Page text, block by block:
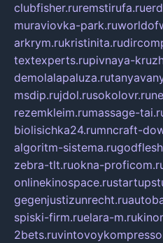
clubfisher.ruremstirufa.ru
muraviovka-park.ru
arkrym.rukristinita.ru
textexperts.rupivnaya-
demolalapaluza.ru
msdip.rujdol.rusokolovr.ru
rezemkleim.rumassage-
biolisichka24.rumncraft-
algoritm-sistema.ru
zebra-tlt.ruokna-
onlinekinospace.ru
gegenjustizunrecht.ru
spiski-firm.ruelara-m.ru
2bets.ru